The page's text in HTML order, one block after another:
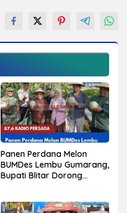
Panen Perdana Melon
BUMDes Lembu Gumarang,
Bupati Blitar Dorong